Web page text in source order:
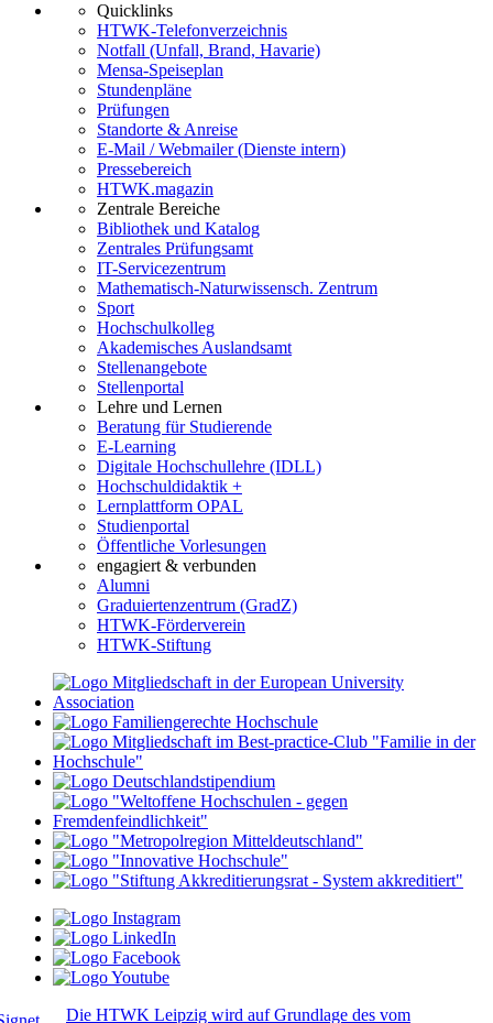
Quicklinks
HTWK-Telefonverzeichnis
Notfall (Unfall, Brand, Havarie)
Mensa-Speiseplan
Stundenpläne
Prüfungen
Standorte & Anreise
E-Mail / Webmailer (Dienste intern)
Pressebereich
HTWK.magazin
Zentrale Bereiche
Bibliothek und Katalog
Zentrales Prüfungsamt
IT-Servicezentrum
Mathematisch-Naturwissensch. Zentrum
Sport
Hochschulkolleg
Akademisches Auslandsamt
Stellenangebote
Stellenportal
Lehre und Lernen
Beratung für Studierende
E-Learning
Digitale Hochschullehre (IDLL)
Hochschuldidaktik +
Lernplattform OPAL
Studienportal
Öffentliche Vorlesungen
engagiert & verbunden
Alumni
Graduiertenzentrum (GradZ)
HTWK-Förderverein
HTWK-Stiftung
Die HTWK Leipzig wird auf Grundlage des vom